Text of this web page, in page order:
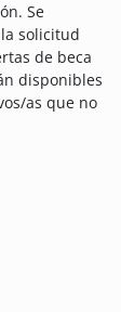
Se
solicitud
de beca
disponibles
as que no